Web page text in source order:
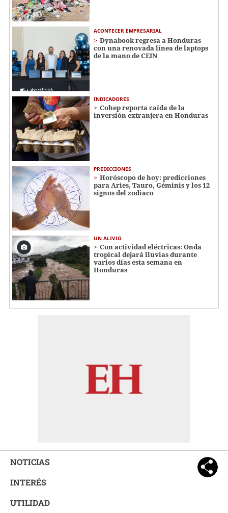
ACONTECER EMPRESARIAL
Dynabook regresa a Honduras
con una renovada línea de laptops
de la mano de CEIN
INDICADORES
Cohep reporta caída de la
inversión extranjera en Honduras
PREDICCIONES
Horóscopo de hoy: predicciones
para Aries, Tauro, Géminis y los 12
signos del zodiaco
UN ALIVIO
Con actividad eléctricas: Onda
tropical dejará lluvias durante
varios días esta semana en
Honduras
NOTICIAS
INTERÉS
UTILIDAD